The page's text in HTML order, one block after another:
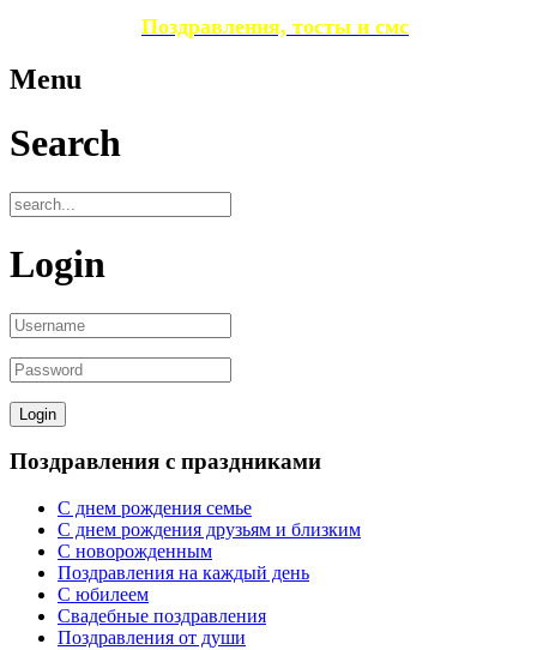
Поздравления, тосты и смс
Menu
Search
Login
Поздравления с праздниками
С днем рождения семье
С днем рождения друзьям и близким
C новорожденным
Поздравления на каждый день
С юбилеем
Свадебные поздравления
Поздравления от души